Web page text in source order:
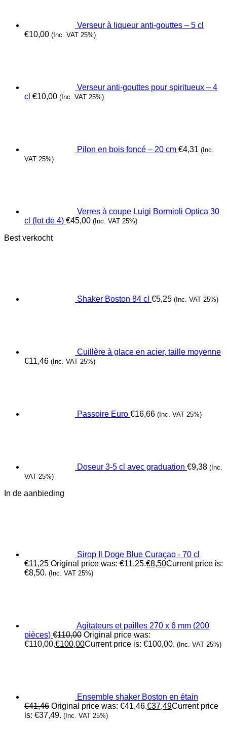
Verseur à liqueur anti-gouttes – 5 cl
€10,00 (Inc. VAT 25%)
Verseur anti-gouttes pour spiritueux – 4
cl €10,00 (Inc. VAT 25%)
Pilon en bois foncé – 20 cm €4,31 (Inc.
VAT 25%)
Verres à coupe Luigi Bormioli Optica 30
cl (lot de 4) €45,00 (Inc. VAT 25%)
Best verkocht
Shaker Boston 84 cl €5,25 (Inc. VAT 25%)
Cuillère à glace en acier, taille moyenne
€11,46 (Inc. VAT 25%)
Passoire Euro €16,66 (Inc. VAT 25%)
Doseur 3-5 cl avec graduation €9,38 (Inc.
VAT 25%)
In de aanbieding
Sirop Il Doge Blue Curaçao - 70 cl
€11,25 Original price was: €11,25.€8,50Current price is:
€8,50. (Inc. VAT 25%)
Agitateurs et pailles 270 x 6 mm (200
pièces) €110,00 Original price was:
€110,00.€100,00Current price is: €100,00. (Inc. VAT 25%)
Ensemble shaker Boston en étain
€41,46 Original price was: €41,46.€37,49Current price
is: €37,49. (Inc. VAT 25%)